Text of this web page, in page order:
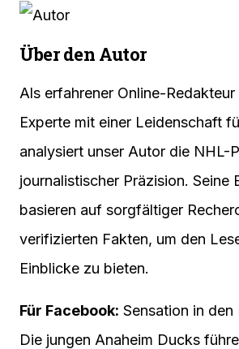
Über den Autor
Als erfahrener Online-Redakteur
Experte mit einer Leidenschaft
analysiert unser Autor die NHL-
journalistischer Präzision. Seine
basieren auf sorgfältiger
verifizierten Fakten, um den
Einblicke zu bieten.
Für Facebook: Sensation in
Die jungen Anaheim Ducks